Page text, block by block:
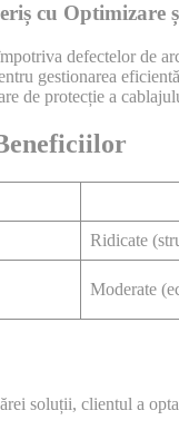
cu Optimizare
defectelor de
gestionarea
de protecție a
Ridicate
Moderate
soluții, clientul a